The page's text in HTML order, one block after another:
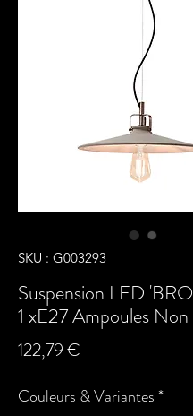
SKU : G003293
Suspension LED
1 xE27 Ampoules
122,79 €
Couleurs & Variantes*